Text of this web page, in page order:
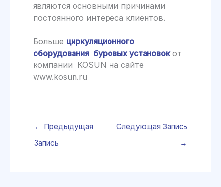
являются основными причинами
постоянного интереса клиентов.
Больше циркуляционного
оборудования буровых установокот
компании KOSUN на сайте
www.kosun.ru
← Предыдущая
Запись
Следующая Запись
→